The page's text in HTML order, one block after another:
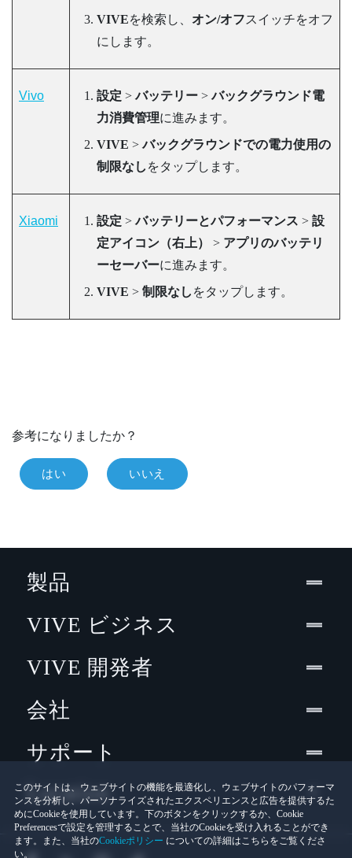
VIVEを検索し、 オン/オフスイッチをオフ
にします。
Vivo 設定 >バッテリー>バックグラウンド電
力消費管理に進みます。
VIVE >バックグラウンドでの電力使用の
制限なし をタップします。
Xiaomi 設定 >バッテリーとパフォーマンス > 設
定アイコン（右上）
> アプリのバッテリ
ーセーバーに進みます。
VIVE > 制限なし をタップします。
参考になりましたか？
はい いいえ
このサイトは、ウェブサイトの機能を最適化し、ウェブサイトのパフォーマ
ンスを分析し、パーソナライズされたエクスペリエンスと広告を提供するた
めにCookieを使用しています。下のボタンをクリックするか、Cookie
Preferencesで設定を管理することで、当社のCookieを受け入れることができ
ます。また、当社のCookieポリシー についての詳細はこちらをご覧くださ
い。
製品
VIVE ビジネス
VIVE 開発者
会社
サポート
Location